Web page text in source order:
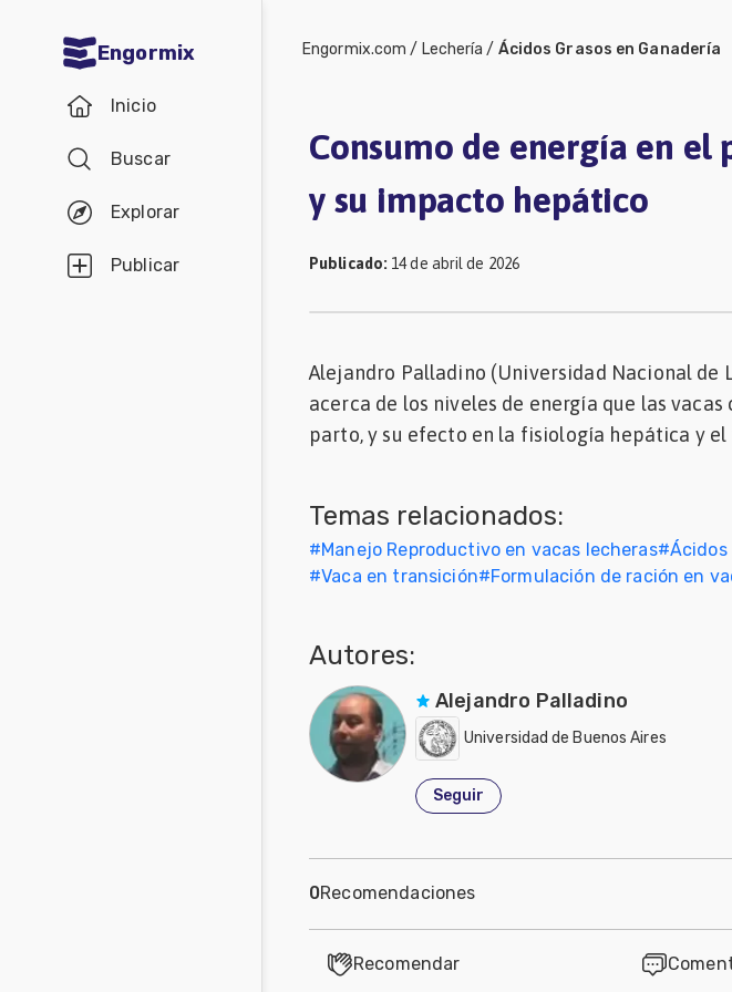
Engormix
Inicio
Buscar
Explorar
Publicar
Agricultura
Balanceados
Ganadería
Lechería
Micotoxinas
Mascotas
Engormix.com / Lechería / Ácidos Grasos en Ganadería
Consumo de energía en
y su impacto hepático
Publicado: 14 de abril de 2026
Alejandro Palladino (Universidad Nacional de
acerca de los niveles de energía que las
parto, y su efecto en la fisiología hepática y
Temas relacionados:
#Manejo Reproductivo en vacas lecheras#Ácidos
#Vaca en transición#Formulación de ración en
Autores:
Alejandro Palladino
Universidad de Buenos Aires
Seguir
0Recomendaciones
Recomendar